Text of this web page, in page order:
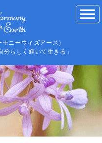
ニーウィズアース）
らしく輝いて生きる」